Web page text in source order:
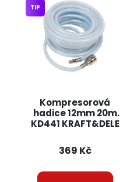
Kompresorová
hadice 12mm 20m
KD441 KRAFT&DELE
TIP
369 Kč